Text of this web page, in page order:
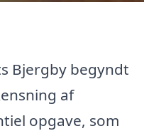
Bjergby begyndt
af
opgave, som